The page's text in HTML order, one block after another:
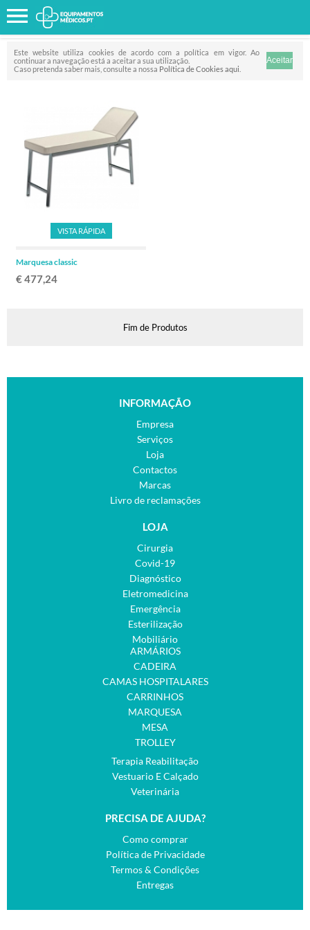
Este website utiliza cookies de acordo com a política em vigor. Ao
continuar a navegação está a aceitar a sua utilização.
Caso pretenda saber mais, consulte a nossa Política de Cookies aqui
FILTRO
Marquesa classic
€ 477,24
VISTA RÁPIDA
Fim de Produtos
INFORMAÇÃO
Empresa
Serviços
Loja
Contactos
Marcas
Livro de reclamações
LOJA
Cirurgia
Covid-19
Diagnóstico
Eletromedicina
Emergência
Esterilização
Mobiliário
ARMÁRIOS
CADEIRA
CAMAS HOSPITALARES
CARRINHOS
MARQUESA
MESA
TROLLEY
Terapia Reabilitação
Vestuario E Calçado
Veterinária
PRECISA DE AJUDA?
Como comprar
Política de Privacidade
Termos & Condições
Entregas